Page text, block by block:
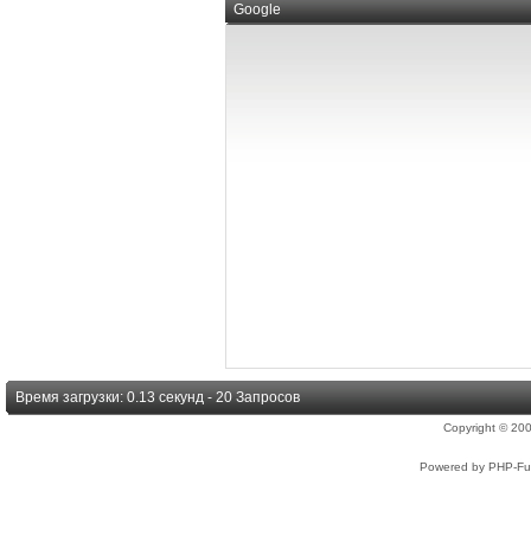
Google
Время загрузки: 0.13 секунд - 20 Запросов
Copyright ©
Powered by PHP-